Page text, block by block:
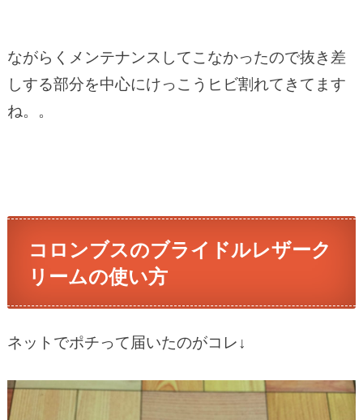
ながらくメンテナンスしてこなかったので抜き差
しする部分を中心にけっこうヒビ割れてきてます
ね。。
コロンブスのブライドルレザーク
リームの使い方
ネットでポチって届いたのがコレ↓